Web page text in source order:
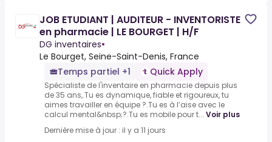
JOB ETUDIANT | AUDITEUR - INVENTORISTE
en pharmacie | LE BOURGET | H/F
DG inventaires•
Le Bourget, Seine-Saint-Denis, France
Temps partiel +1
Quick Apply
Spécialiste de l'inventaire en pharmacie depuis plus
de 35 ans,.Tu es dynamique, fiable et rigoureux, tu
aimes travailler en équipe ?.Tu es à l’aise avec le
calcul mental&nbsp;?.Tu es mobile pour t... Voir plus
Dernière mise à jour : il y a 11 jours